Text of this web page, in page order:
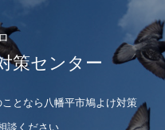
策センター
となら八幡平市鳩よけ対策
談ください